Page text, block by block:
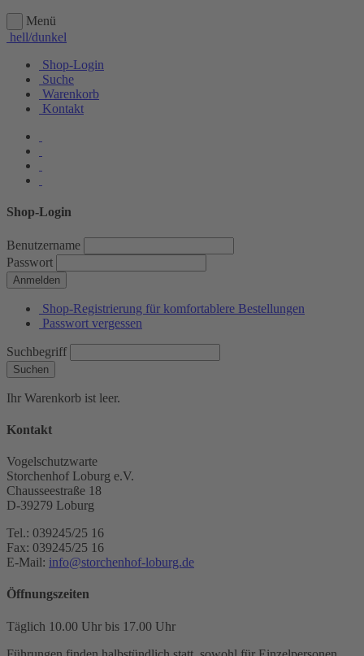
Menü
hell/dunkel
Shop-Login
Suche
Warenkorb
Kontakt
Shop-Login
Benutzername
Passwort
Anmelden
Shop-Registrierung für komfortablere Bestellungen
Passwort vergessen
Suchbegriff
Suchen
Ihr Warenkorb ist leer.
Kontakt
Vogelschutzwarte
Storchenhof Loburg e.V.
Chausseestraße 18
D-39279 Loburg
Tel.: 039245/25 16
Fax: 039245/25 16
E-Mail: info@storchenhof-loburg.de
Öffnungszeiten
Täglich 10.00 Uhr bis 17.00 Uhr